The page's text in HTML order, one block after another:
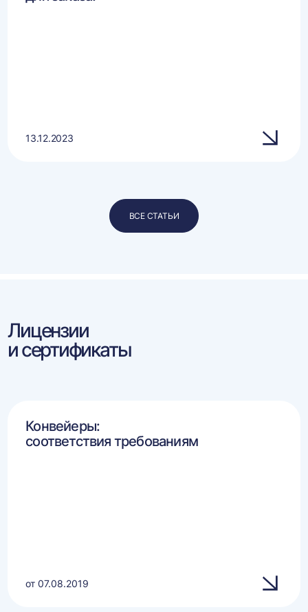
13.12.2023
ВСЕ СТАТЬИ
Лицензии
и сертификаты
Конвейеры:
соответствия требованиям
от 07.08.2019